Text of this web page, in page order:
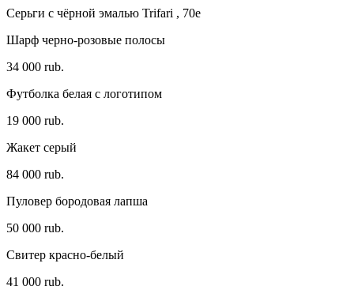
Серьги с чёрной эмалью Trifari , 70e
Шарф черно-розовые полосы
34 000 rub.
Футболка белая с логотипом
19 000 rub.
Жакет серый
84 000 rub.
Пуловер бородовая лапша
50 000 rub.
Свитер красно-белый
41 000 rub.